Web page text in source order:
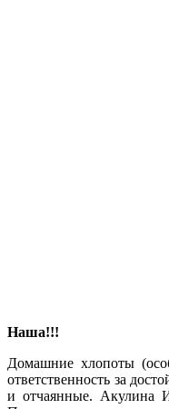
Наша!!!
Домашние хлопоты
ответственность за
и отчаянные. Акулина